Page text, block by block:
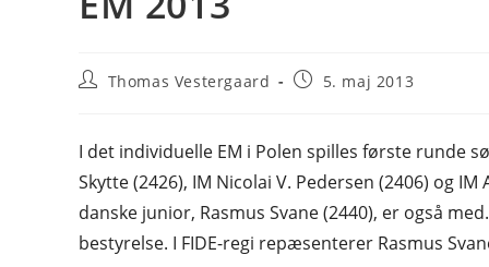
PostThomas Vestergaard
Post5. maj 2013
I det individuelle EM i Polen spilles første runde
Skytte (2426), IM Nicolai V. Pedersen (2406) og
danske junior, Rasmus Svane (2440), er også
bestyrelse. I FIDE-regi repæsenterer Rasmus